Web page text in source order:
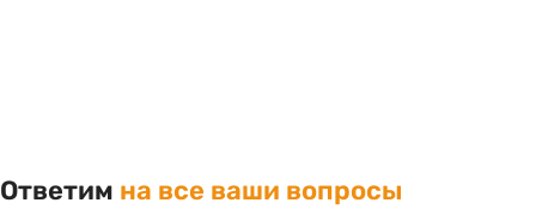
Ответим на все ваши вопросы